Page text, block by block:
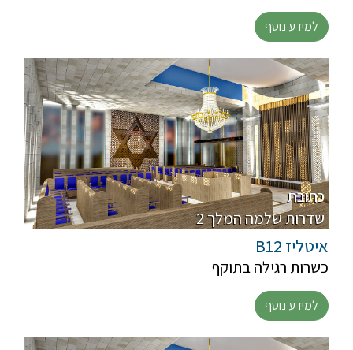
למידע נוסף
כתובת
2 שדרות שלמה המלך
איטליז B12
כשרות רגילה בתוקף
למידע נוסף